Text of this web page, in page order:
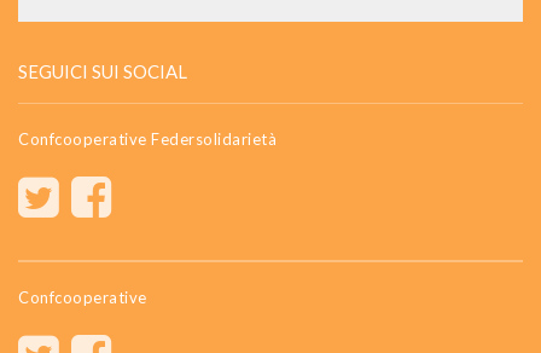
SEGUICI SUI SOCIAL
Confcooperative Federsolidarietà
Confcooperative